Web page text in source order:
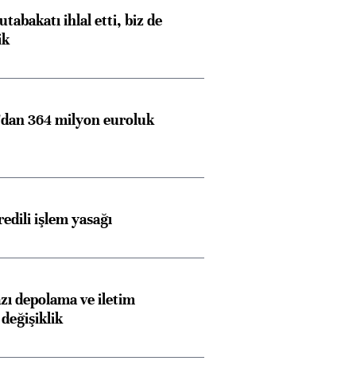
ihlal etti, biz de
364 milyon euroluk
işlem yasağı
depolama ve iletim